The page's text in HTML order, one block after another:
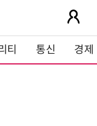
티 통신 경제